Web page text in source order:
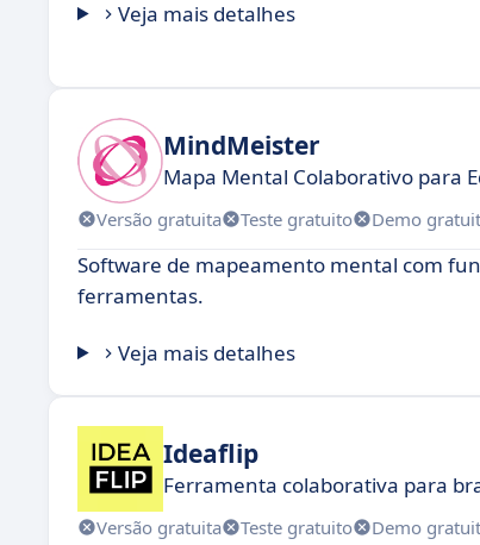
Veja mais detalhes
MindMeister
Mapa Mental Colaborativo para
Versão gratuita Teste gratuito Demo
Software de mapeamento mental com
ferramentas.
Veja mais detalhes
Ideaflip
Ferramenta colaborativa para
Versão gratuita Teste gratuito Demo